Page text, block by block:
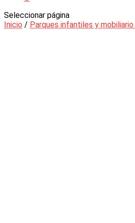
Seleccionar página
Inicio / Parques infantiles y mobiliario